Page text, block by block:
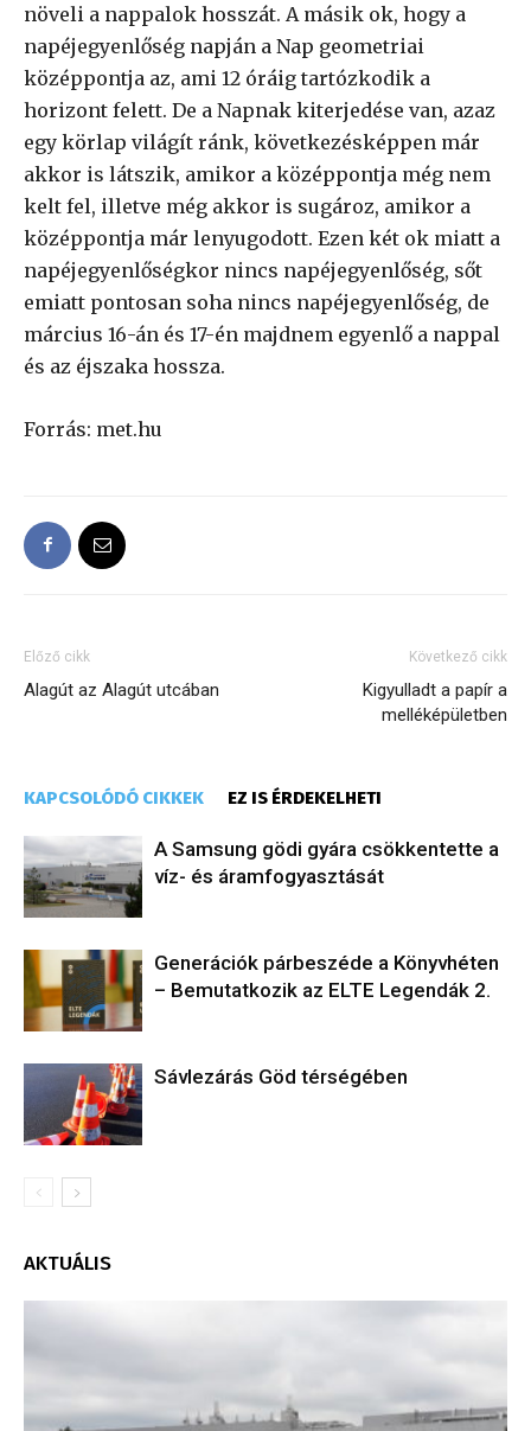
növeli a nappalok hosszát. A másik ok, hogy a
napéjegyenlőség napján a Nap geometriai
középpontja az, ami 12 óráig tartózkodik a
horizont felett. De a Napnak kiterjedése van, azaz
egy körlap világít ránk, következésképpen már
akkor is látszik, amikor a középpontja még nem
kelt fel, illetve még akkor is sugároz, amikor a
középpontja már lenyugodott. Ezen két ok miatt a
napéjegyenlőségkor nincs napéjegyenlőség, sőt
emiatt pontosan soha nincs napéjegyenlőség, de
március 16-án és 17-én majdnem egyenlő a nappal
és az éjszaka hossza.
Forrás: met.hu
Előző cikk
Alagút az Alagút utcában
Következő cikk
Kigyulladt a papír a
melléképületben
KAPCSOLÓDÓ CIKKEK EZ IS ÉRDEKELHETI
A Samsung gödi gyára csökkentette a
víz- és áramfogyasztását
Generációk párbeszéde a Könyvhéten
– Bemutatkozik az ELTE Legendák 2.
Sávlezárás Göd térségében
AKTUÁLIS